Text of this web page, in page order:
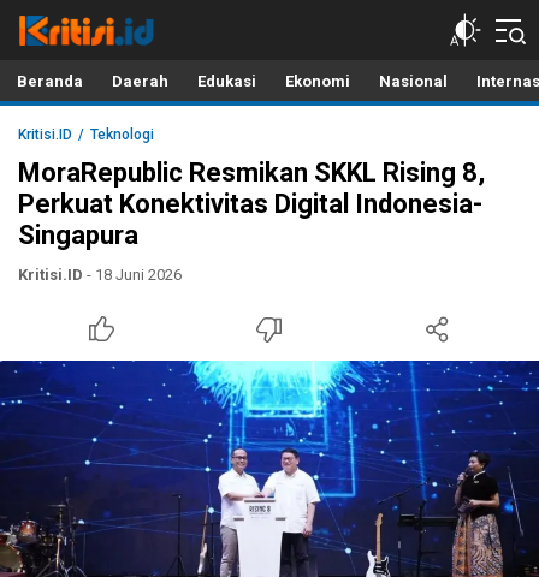
Kritisi.ID
Kritik untuk Negeri!
Beranda Daerah Edukasi Ekonomi Nasional
Kritisi.ID Teknologi
MoraRepublic Resmikan SKKL Rising 8,
Perkuat Konektivitas Digital Indonesia-
Singapura
Kritisi.ID - 18 Juni 2026